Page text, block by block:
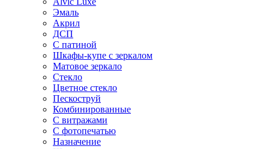
Эмаль
Акрил
ДСП
С патиной
Шкафы-купе с зеркалом
Матовое зеркало
Стекло
Цветное стекло
Пескоструй
Комбинированные
С витражами
С фотопечатью
Назначение